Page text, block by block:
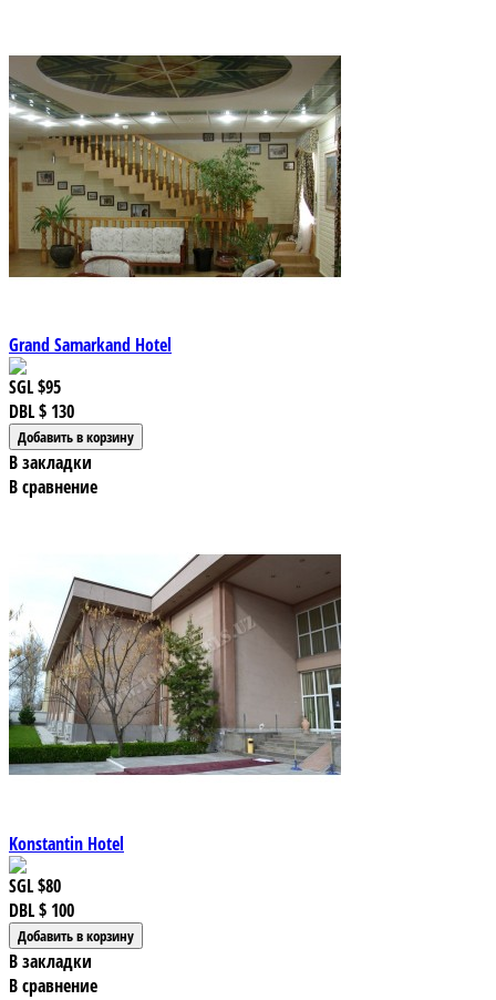
Grand Samarkand Hotel
SGL$95
DBL$ 130
В закладки
В сравнение
Konstantin Hotel
SGL$80
DBL$ 100
В закладки
В сравнение